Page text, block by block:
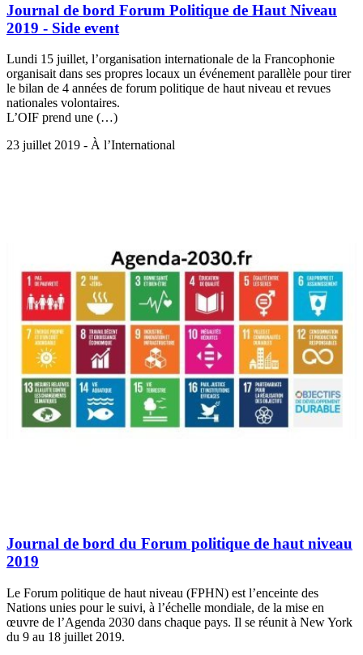
Journal de bord Forum Politique de Haut Niveau
2019 - Side event
Lundi 15 juillet, l’organisation internationale de la Francophonie
organisait dans ses propres locaux un événement parallèle pour tirer
le bilan de 4 années de forum politique de haut niveau et revues
nationales volontaires.
L’OIF prend une (…)
23 juillet 2019 - À l’International
Journal de bord du Forum politique de haut niveau
2019
Le Forum politique de haut niveau (FPHN) est l’enceinte des
Nations unies pour le suivi, à l’échelle mondiale, de la mise en
œuvre de l’Agenda 2030 dans chaque pays. Il se réunit à New York
du 9 au 18 juillet 2019.